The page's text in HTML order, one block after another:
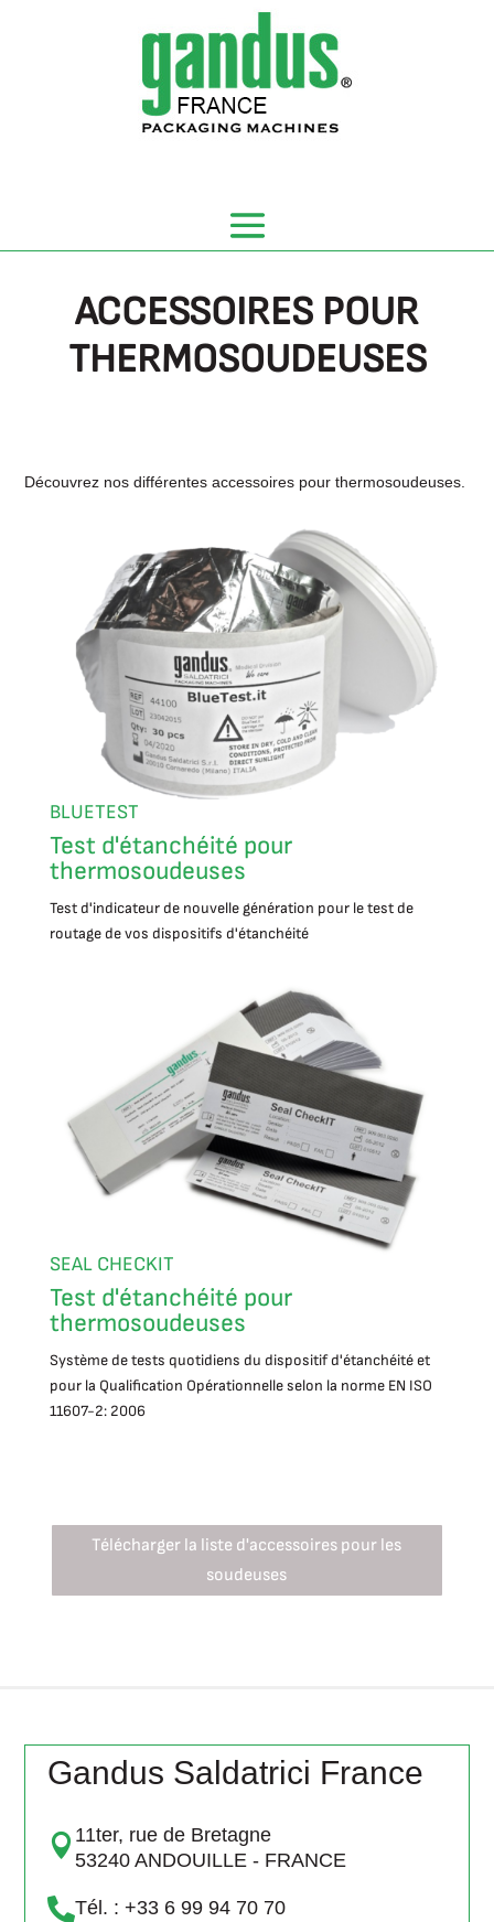
ACCESSOIRES POUR
THERMOSOUDEUSES
Découvrez nos différentes accessoires pour thermosoudeuses.
BLUETEST
Test d'étanchéité pour
thermosoudeuses
Test d'indicateur de nouvelle génération pour le test de
routage de vos dispositifs d'étanchéité
SEAL CHECKIT
Test d'étanchéité pour
thermosoudeuses
Système de tests quotidiens du dispositif d'étanchéité et
pour la Qualification Opérationnelle selon la norme EN ISO
11607-2: 2006
Télécharger la liste d'accessoires pour les
soudeuses
Gandus Saldatrici France
 11ter, rue de Bretagne
53240 ANDOUILLE - FRANCE
Tél. : +33 6 99 94 70 70